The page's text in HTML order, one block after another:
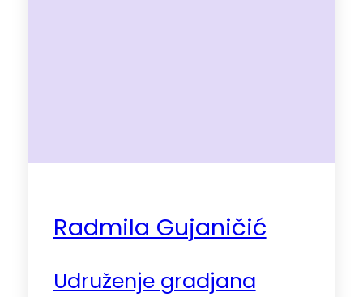
Radmila Gujaničić
Udruženje gradjana